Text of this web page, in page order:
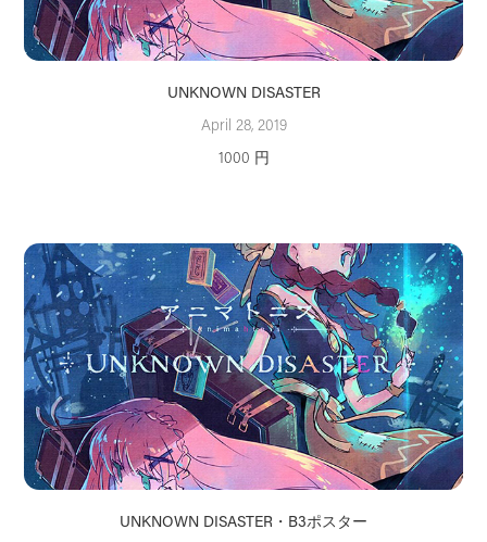
UNKNOWN DISASTER
April 28, 2019
1000 円
UNKNOWN DISASTER・B3ポスター